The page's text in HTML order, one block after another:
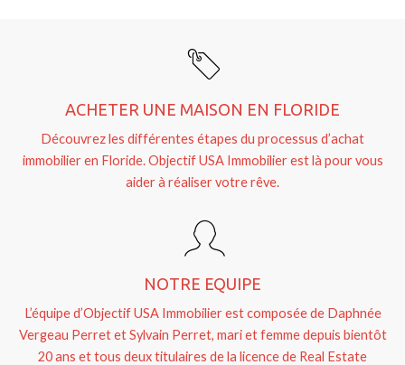
ACHETER UNE MAISON EN FLORIDE
Découvrez les différentes étapes du processus d’achat
immobilier en Floride. Objectif USA Immobilier est là pour vous
aider à réaliser votre rêve.
NOTRE EQUIPE
L’équipe d’Objectif USA Immobilier est composée de Daphnée
Vergeau Perret et Sylvain Perret, mari et femme depuis bientôt
20 ans et tous deux titulaires de la licence de Real Estate